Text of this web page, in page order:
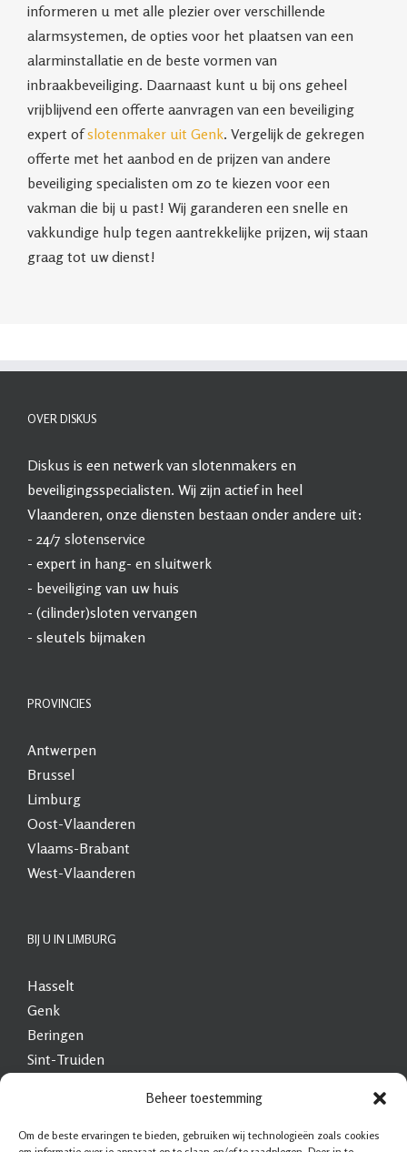
Beheer toestemming
Om de beste ervaringen te bieden, gebruiken wij technologieën zoals cookies
informeren u met alle plezier over verschillende
alarmsystemen, de opties voor het plaatsen van een
alarminstallatie en de beste vormen van
inbraakbeveiliging. Daarnaast kunt u bij ons geheel
vrijblijvend een offerte aanvragen van een beveiliging
expert ofslotenmaker uit Genk. Vergelijk de gekregen
offerte met het aanbod en de prijzen van andere
beveiliging specialisten om zo te kiezen voor een
vakman die bij u past! Wij garanderen een snelle en
vakkundige hulp tegen aantrekkelijke prijzen, wij staan
graag tot uw dienst!
OVER DISKUS
Diskus is een netwerk van slotenmakers en
beveiligingsspecialisten. Wij zijn actief in heel
Vlaanderen, onze diensten bestaan onder andere uit:
- 24/7 slotenservice
- expert in hang- en sluitwerk
- beveiliging van uw huis
- (cilinder)sloten vervangen
- sleutels bijmaken
PROVINCIES
Antwerpen
Brussel
Limburg
Oost-Vlaanderen
Vlaams-Brabant
West-Vlaanderen
BIJ U IN LIMBURG
Hasselt
Genk
Beringen
Sint-Truiden
Heusden-Zolder